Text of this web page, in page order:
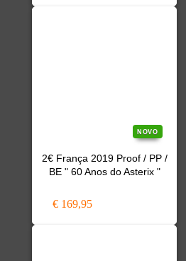
NOVO
2€ França 2019 Proof / PP /
BE " 60 Anos do Asterix "
€ 169,95